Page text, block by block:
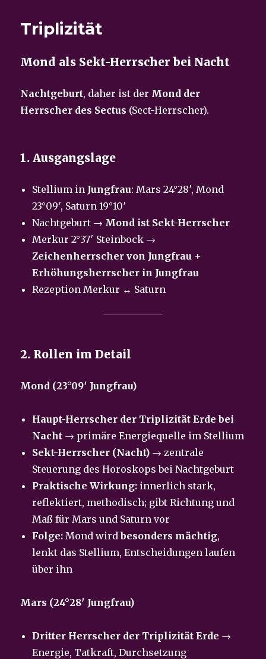
Triplizität
Mond als Sekt-Herrscher bei Nacht
Nachtgeburt, daher ist der Mond der
Herrscher des Sectus (Sect-Herrscher).
1. Ausgangslage
Stellium in Jungfrau: Mars 24°28′, Mond
23°09′, Saturn 19°10′
Nachtgeburt → Mond ist Sekt-Herrscher
Merkur 2°37′ Steinbock →
Zeichenherrscher von Jungfrau +
Erhöhungsherrscher in Jungfrau
Rezeption Merkur ↔ Saturn
2. Rollen im Detail
Mond (23°09′ Jungfrau)
Haupt-Herrscher der Triplizität Erde bei
Nacht → primäre Energiequelle im Stellium
Sekt-Herrscher (Nacht) → zentrale
Steuerung des Horoskops bei Nachtgeburt
Praktische Wirkung: innerlich stark,
reflektiert, methodisch; gibt Richtung und
Maß für Mars und Saturn vor
Folge: Mond wirdbesonders mächtig,
lenkt das Stellium, Entscheidungen laufen
über ihn
Mars (24°28′ Jungfrau)
Dritter Herrscher der Triplizität Erde →
Energie, Tatkraft, Durchsetzung